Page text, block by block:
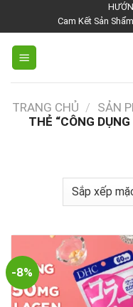
nội
dung
Cam Kết Sản
TRANG CHỦ / SẢN
THẺ “CÔNG
-8%